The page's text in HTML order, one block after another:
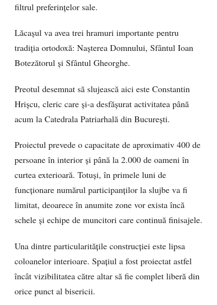
filtrul preferințelor sale.
Lăcașul va avea trei hramuri importante pentru
tradiția ortodoxă: Nașterea Domnului, Sfântul Ioan
Botezătorul și Sfântul Gheorghe.
Preotul desemnat să slujească aici este Constantin
Hrișcu, cleric care și-a desfășurat activitatea până
acum la Catedrala Patriarhală din București.
Proiectul prevede o capacitate de aproximativ 400 de
persoane în interior și până la 2.000 de oameni în
curtea exterioară. Totuși, în primele luni de
funcționare numărul participanților la slujbe va fi
limitat, deoarece în anumite zone vor exista încă
schele și echipe de muncitori care continuă finisajele.
Una dintre particularitățile construcției este lipsa
coloanelor interioare. Spațiul a fost proiectat astfel
încât vizibilitatea către altar să fie complet liberă din
orice punct al bisericii.